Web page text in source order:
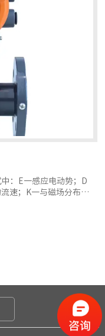
：E一感应电动势；D
速；K一与磁场分布及